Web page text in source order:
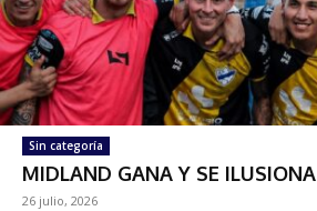
Sin categoría
MIDLAND GANA Y SE ILUSIONA
26 julio, 2026